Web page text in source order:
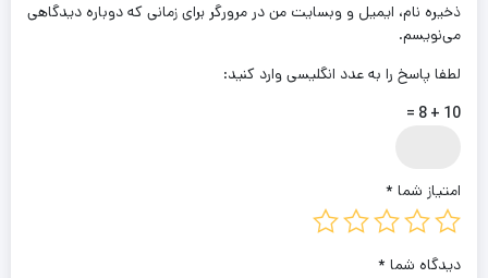
ذخیره نام، ایمیل و وبسایت من در مرورگر برای زمانی که دوباره دیدگاهی
می‌نویسم.
لطفا پاسخ را به عدد انگلیسی وارد کنید:
10 + 8 =
امتیاز شما *
دیدگاه شما *